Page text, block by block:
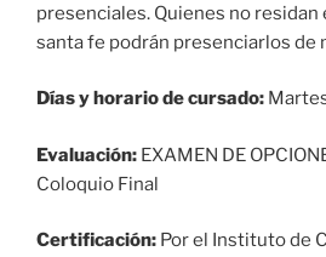
presenciales. Quienes no residan
santa fe podrán presenciarlos de
Días y horario de cursado:
Evaluación: EXAMEN DE
Coloquio Final
Certificación: Por el Instituto de